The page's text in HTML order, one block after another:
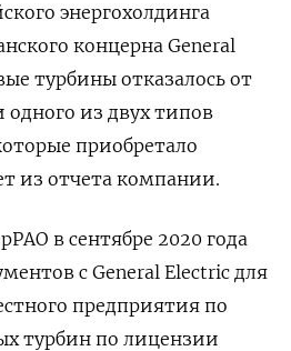
энергохолдинга
концерна General
турбины отказалось от
из двух типов
приобретало
из отчета компании.
в сентябре 2020 года
с General Electric для
предприятия по
турбин по лицензии